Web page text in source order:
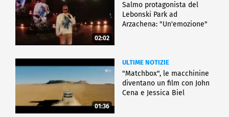
02:02
Salmo protagonista del
Lebonski Park ad
Arzachena: "Un'emozione"
01:36
ULTIME NOTIZIE
"Matchbox", le macchinine
diventano un film con John
Cena e Jessica Biel